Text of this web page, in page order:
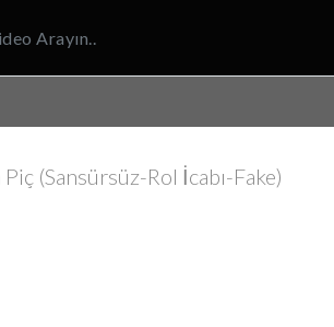
(Sansürsüz-Rol İcabı-Fake)